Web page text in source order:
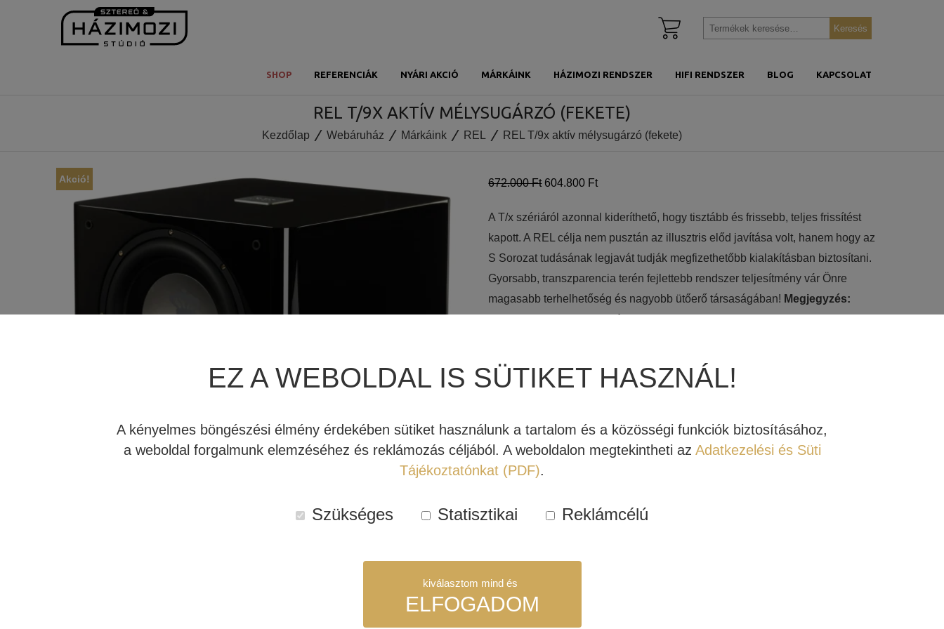
SHOP REFERENCIÁK NYÁRI AKCIÓ MÁRKÁINK HÁZIMOZI RENDSZER HIFI RENDSZER BLOG KAPCSOLAT
Kosár
Keresés
Keresés
REL T/9X AKTÍV MÉLYSUGÁRZÓ (FEKETE)
Kezdőlap Webáruház Márkáink REL REL T/9x aktív mélysugárzó (fekete)
Akció! 672.000 Ft 604.800 Ft
A T/x szériáról azonnal kideríthető, hogy tisztább és frissebb, teljes frissítést
kapott. A REL célja nem pusztán az illusztris előd javítása volt, hanem hogy az
S Sorozat tudásának legjavát tudják megfizethetőbb kialakításban biztosítani.
Gyorsabb, transzparencia terén fejlettebb rendszer teljesítmény vár Önre
magasabb terhelhetőség és nagyobb ütőerő társaságában! Megjegyzés:
REL
aktív
mélysugárzó
(fekete)
Kosárba teszem
Cikkszám:REL023
Kategóriák:Akciós mélyláda,Aktív Mélyláda,REL
Címkék:aktív mélynyomó
EZ A WEBOLDAL IS SÜTIKET HASZNÁL!
A kényelmes böngészési élmény érdekében sütiket használunk a tartalom és a közösségi funkciók biztosításához,
a weboldal forgalmunk elemzéséhez és reklámozás céljából. A weboldalon megtekintheti az Adatkezelési és Süti
Tájékoztatónkat (PDF).
Szükséges Statisztikai Reklámcélú
kiválasztom mind és
ELFOGADOM